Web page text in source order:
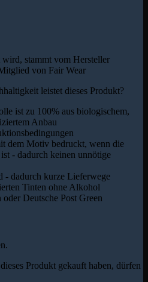
stammt vom Hersteller
von Fair Wear
leistet dieses Produkt?
ist zu 100% aus biologischem,
Anbau
dem Motiv bedruckt, wenn die
- dadurch keinen unnötige
- dadurch kurze Lieferwege
Tinten ohne Alkohol
Deutsche Post Green
Produkt gekauft haben, dürfen